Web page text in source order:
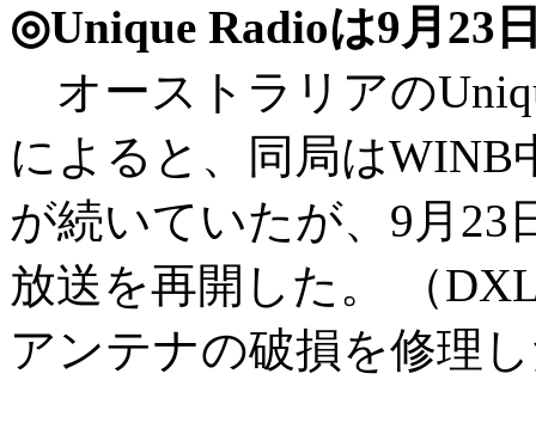
◎Unique Radioは9月
オーストラリアの
によると、同局はWINB
が続いていたが、9月23
放送を再開した。 （
アンテナの破損を修理